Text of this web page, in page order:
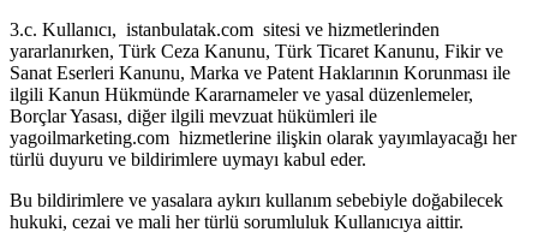
3.c. Kullanıcı, istanbulatak.com sitesi ve hizmetlerinden
yararlanırken, Türk Ceza Kanunu, Türk Ticaret Kanunu, Fikir ve
Sanat Eserleri Kanunu, Marka ve Patent Haklarının Korunması ile
ilgili Kanun Hükmünde Kararnameler ve yasal düzenlemeler,
Borçlar Yasası, diğer ilgili mevzuat hükümleri ile
yagoilmarketing.com hizmetlerine ilişkin olarak yayımlayacağı her
türlü duyuru ve bildirimlere uymayı kabul eder.
Bu bildirimlere ve yasalara aykırı kullanım sebebiyle doğabilecek
hukuki, cezai ve mali her türlü sorumluluk Kullanıcıya aittir.